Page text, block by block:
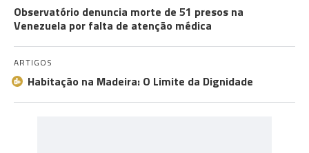
Observatório denuncia morte de 51 presos na
Venezuela por falta de atenção médica
ARTIGOS
Habitação na Madeira: O Limite da Dignidade